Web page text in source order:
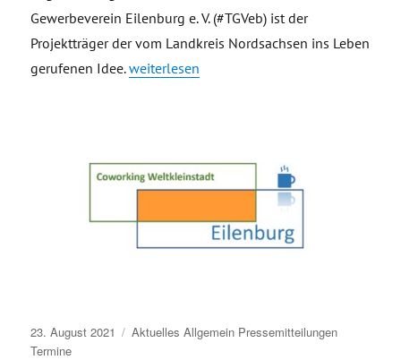
Gewerbeverein Eilenburg e. V. (#TGVeb) ist der
Projektträger der vom Landkreis Nordsachsen ins Leben
gerufenen Idee.„Coworkingspace in Eilenburg –
weiterlesen
Veröffentlicht
am
23. August 2021 Aktuelles Allgemein Pressemitteilungen
Termine